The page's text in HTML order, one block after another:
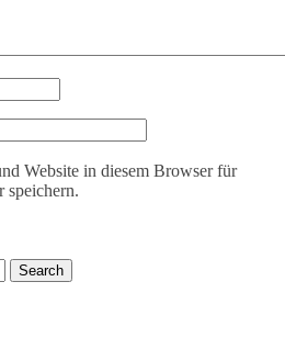
Website in diesem Browser für
speichern.